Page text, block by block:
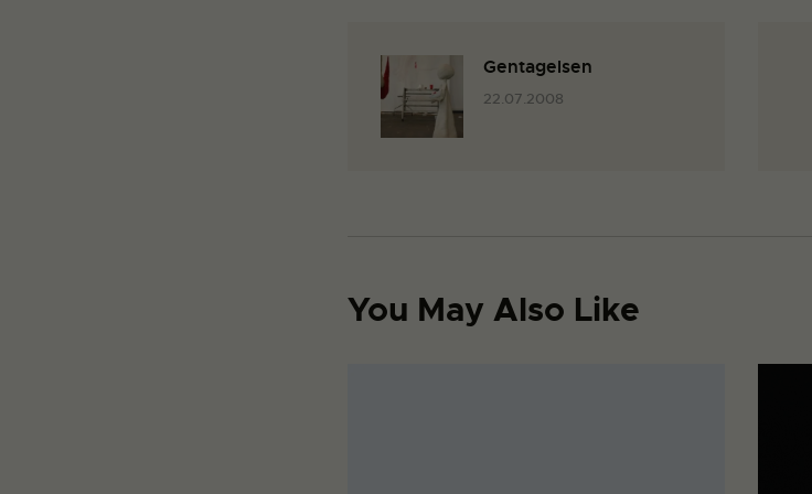
Gentagelsen
22.07.2008
You May Also Like